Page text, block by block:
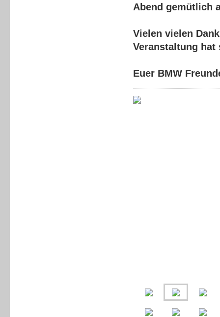
Abend gemütlich
Vielen vielen
Veranstaltung
Euer BMW